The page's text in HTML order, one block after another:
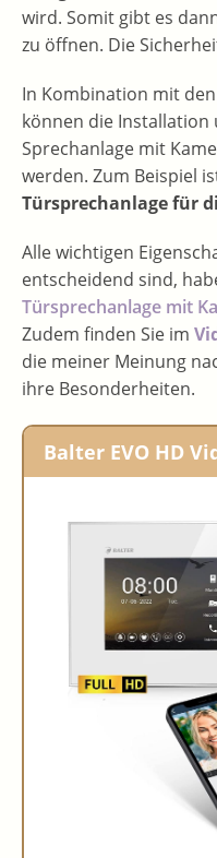
wird. Somit gibt es
zu öffnen. Die
In Kombination mit
können die
Sprechanlage mit
werden. Zum Beispiel
Türsprechanlage für
Alle wichtigen
entscheidend sind,
Türsprechanlage mit
Zudem finden Sie im
die meiner Meinung
ihre Besonderheiten.
Balter EVO HD